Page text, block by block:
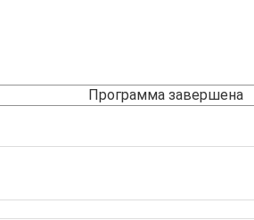
Программа завершена